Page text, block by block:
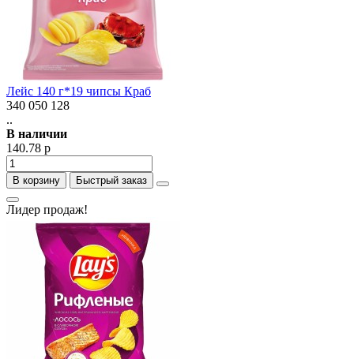
Лейс 140 г*19 чипсы Краб
340 050 128
..
В наличии
140.78 р
В корзину Быстрый заказ
Лидер продаж!